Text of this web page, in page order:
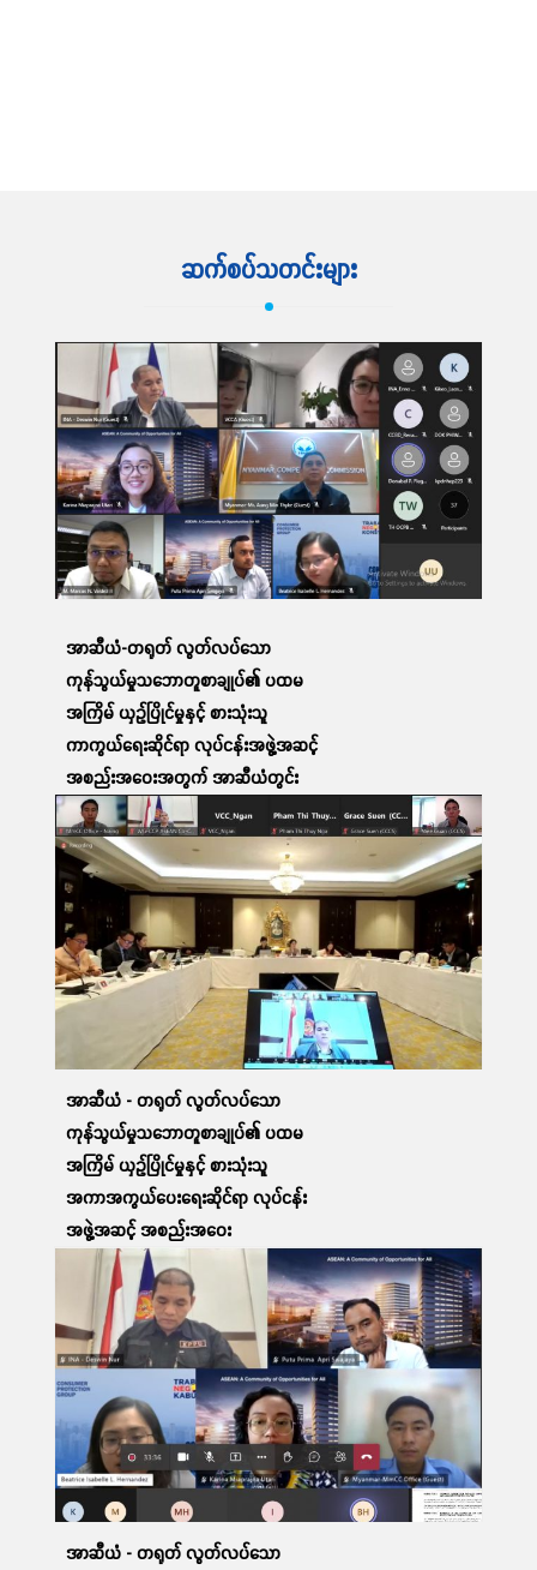
ဆက်စပ်သတင်းများ
အာဆီယံ-တရုတ် လွတ်လပ်သော
ကုန်သွယ်မှုသဘောတူစာချုပ်၏ ပထမ
အကြိမ် ယှဉ်ပြိုင်မှုနှင့် စားသုံးသူ
ကာကွယ်ရေးဆိုင်ရာ လုပ်ငန်းအဖွဲ့အဆင့်
အစည်းအဝေးအတွက် အာဆီယံတွင်း
ညှိနှိုင်းဆွေးနွေးပွဲ တက်ရောက်ခြင်း
03 Apr, 2023
ဆက်လက်ဖတ်ရှု့ရန်
အာဆီယံ - တရုတ် လွတ်လပ်သော
ကုန်သွယ်မှုသဘောတူစာချုပ်၏ ပထမ
အကြိမ် ယှဉ်ပြိုင်မှုနှင့် စားသုံးသူ
အကာအကွယ်ပေးရေးဆိုင်ရာ လုပ်ငန်း
အဖွဲ့အဆင့် အစည်းအဝေး
တက်ရောက်ခြင်း
12 Apr, 2023
ဆက်လက်ဖတ်ရှု့ရန်
အာဆီယံ - တရုတ် လွတ်လပ်သော